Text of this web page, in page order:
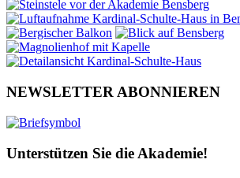
NEWSLETTER ABONNIEREN
Unterstützen Sie die Akademie!